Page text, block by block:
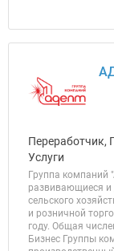
Переработчик,
Услуги
Группа компаний
развивающиеся и
сельского
и розничной
году. Общая
Бизнес Группы